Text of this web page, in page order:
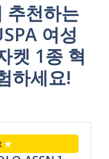
추천하는
여성
켓 1종 혁
하세요!
★